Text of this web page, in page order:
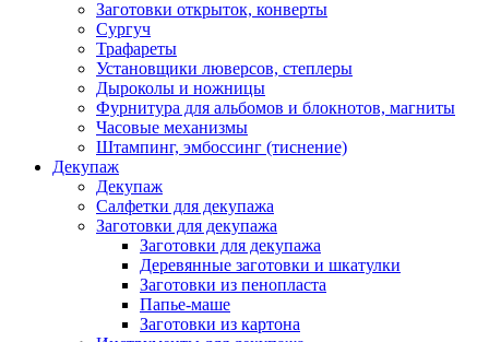
Заготовки открыток, конверты
Сургуч
Трафареты
Установщики люверсов, степлеры
Дыроколы и ножницы
Фурнитура для альбомов и блокнотов, магниты
Часовые механизмы
Штампинг, эмбоссинг (тиснение)
Декупаж
Декупаж
Салфетки для декупажа
Заготовки для декупажа
Заготовки для декупажа
Деревянные заготовки и шкатулки
Заготовки из пенопласта
Папье-маше
Заготовки из картона